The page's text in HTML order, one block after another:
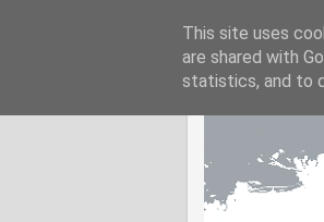
This site uses
are shared with
statistics, and to